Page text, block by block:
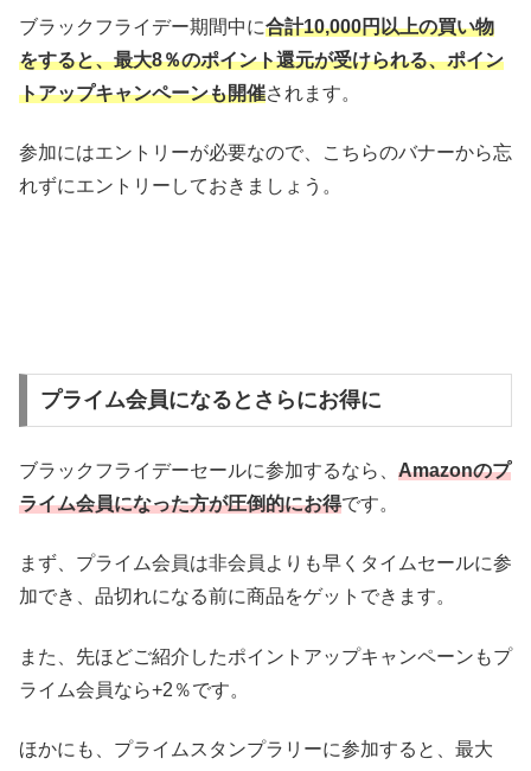
ブラックフライデー期間中に合計10,000円以上の買い物
をすると、最大8％のポイント還元が受けられる、ポイン
トアップキャンペーンも開催されます。
参加にはエントリーが必要なので、こちらのバナーから忘
れずにエントリーしておきましょう。
プライム会員になるとさらにお得に
ブラックフライデーセールに参加するなら、 Amazonのプ
ライム会員になった方が圧倒的にお得です。
まず、プライム会員は非会員よりも早くタイムセールに参
加でき、品切れになる前に商品をゲットできます。
また、先ほどご紹介したポイントアップキャンペーンもプ
ライム会員なら+2％です。
ほかにも、プライムスタンプラリーに参加すると、最大